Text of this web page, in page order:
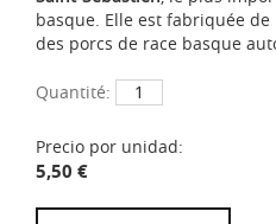
basque. Elle est fabriquée
des porcs de race basque
Quantité:
Precio por unidad:
5,50 €